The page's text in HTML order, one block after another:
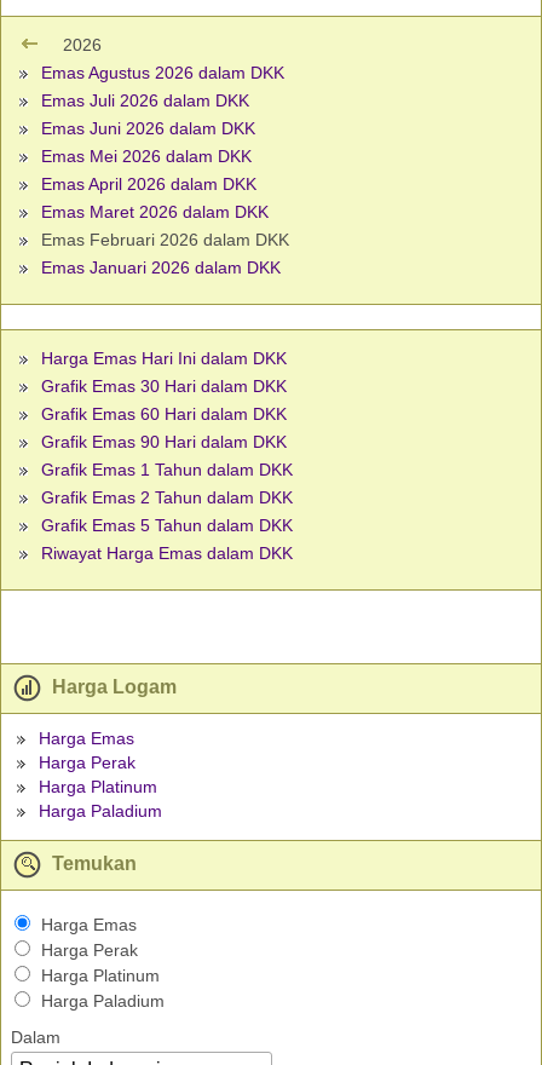
2026
Emas Agustus 2026 dalam DKK
Emas Juli 2026 dalam DKK
Emas Juni 2026 dalam DKK
Emas Mei 2026 dalam DKK
Emas April 2026 dalam DKK
Emas Maret 2026 dalam DKK
Emas Februari 2026 dalam DKK
Emas Januari 2026 dalam DKK
Harga Emas Hari Ini dalam DKK
Grafik Emas 30 Hari dalam DKK
Grafik Emas 60 Hari dalam DKK
Grafik Emas 90 Hari dalam DKK
Grafik Emas 1 Tahun dalam DKK
Grafik Emas 2 Tahun dalam DKK
Grafik Emas 5 Tahun dalam DKK
Riwayat Harga Emas dalam DKK
Harga Logam
Harga Emas
Harga Perak
Harga Platinum
Harga Paladium
Temukan
Harga Emas
Harga Perak
Harga Platinum
Harga Paladium
Dalam